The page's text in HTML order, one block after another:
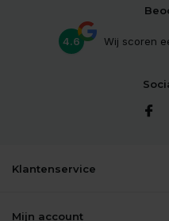
4.6 Wij scoren
Klantenservice
Mijn account